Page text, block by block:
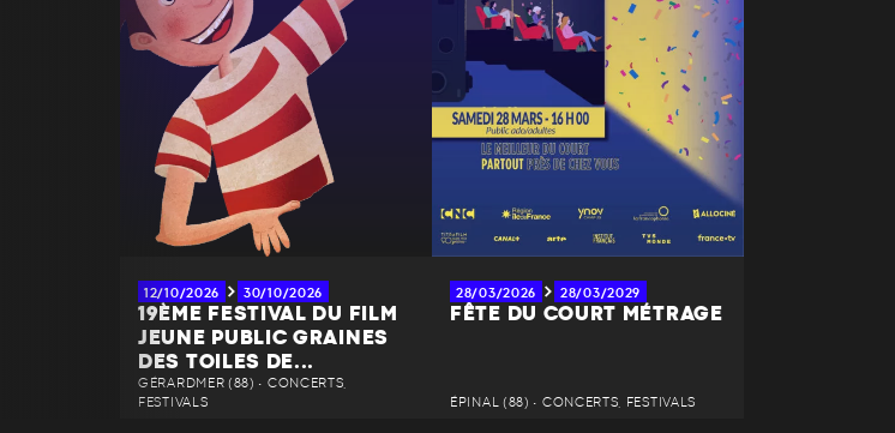
12/10/2026 30/10/2026
19ÈME FESTIVAL DU FILM
JEUNE PUBLIC GRAINES
DES TOILES DE...
GÉRARDMER (88) • CONCERTS,
FESTIVALS
28/03/2026 28/03/2029
FÊTE DU COURT MÉTRAGE
ÉPINAL (88) • CONCERTS, FESTIVALS